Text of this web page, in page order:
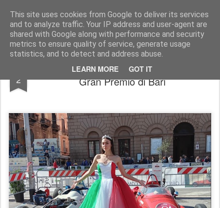
This site uses cookies from Google to deliver its services
and to analyze traffic. Your IP address and user-agent are
shared with Google along with performance and security
metrics to ensure quality of service, generate usage
statistics, and to detect and address abuse.
LEARN MORE GOT IT
AutoMotoCorse. Motorsport Random News 280912
2
Motorstyle Racing alla Rievocazione del
Gran Premio di Bari